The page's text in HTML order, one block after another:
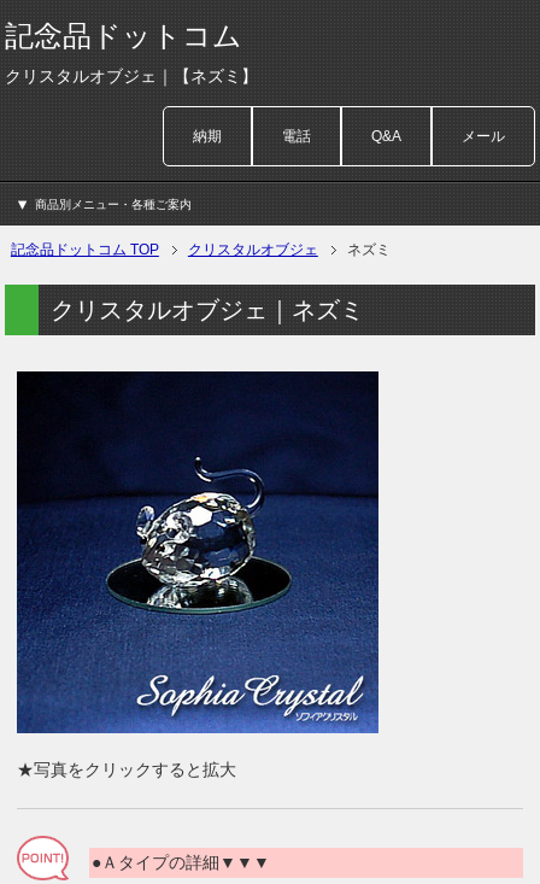
記念品ドットコム
クリスタルオブジェ｜【ネズミ】
納期 電話 Q&A メール
商品別メニュー・各種ご案内
記念品ドットコム TOP クリスタルオブジェ ネズミ
クリスタルオブジェ｜ネズミ
★写真をクリックすると拡大
●Ａタイプの詳細▼▼▼